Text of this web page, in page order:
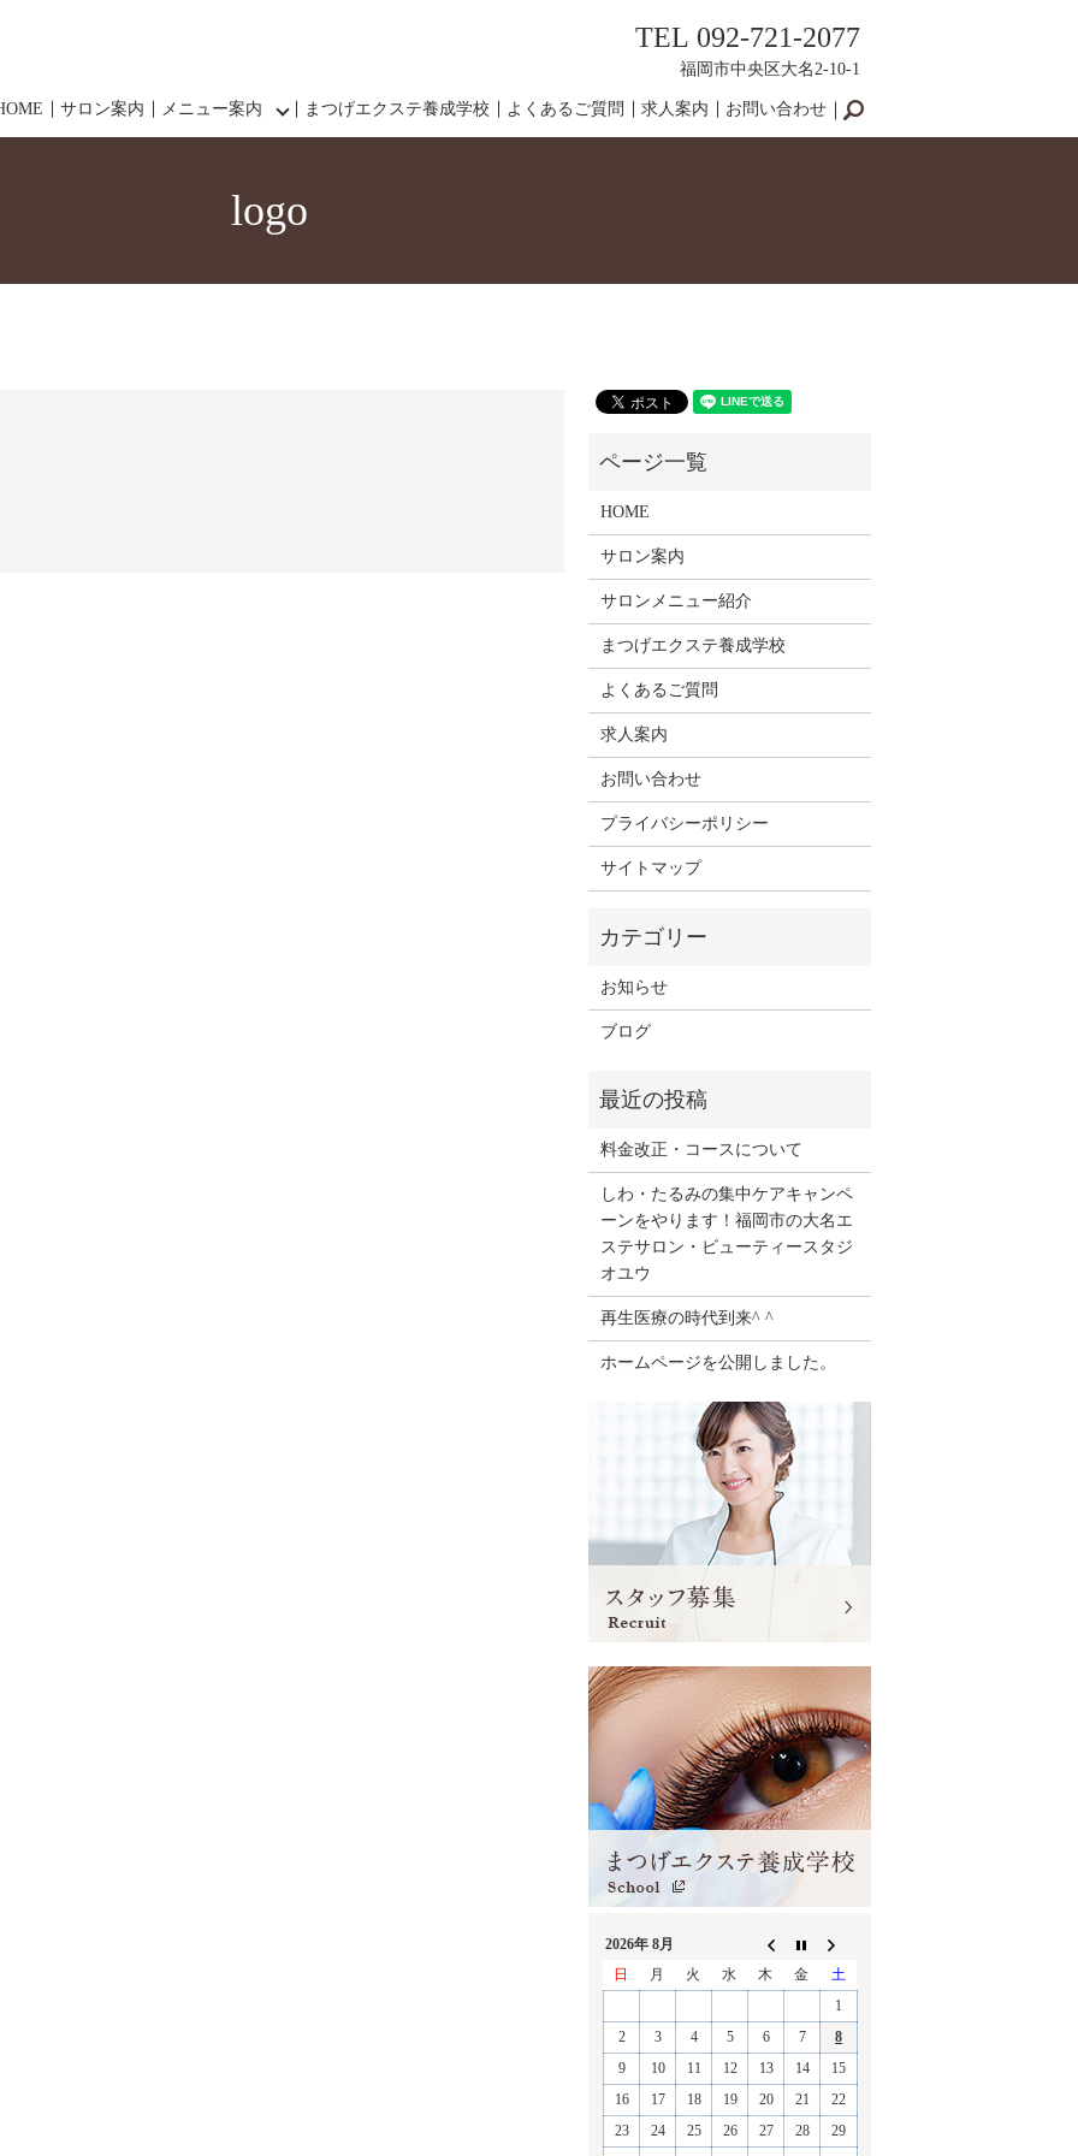
サロン案内 メニュー案内 まつげエクステ養成学校 よくあるご質問 求人案内 お問い合わせ search
TEL 092-721-2077
福岡市中央区大名2-10-1
logo
HOME
サロン案内
サロンメニュー紹介
まつげエクステ養成学校
よくあるご質問
求人案内
お問い合わせ
プライバシーポリシー
サイトマップ
お知らせ
ブログ
料金改正・コースについて
しわ・たるみの集中ケアキャンペ
ーンをやります！福岡市の大名エ
ステサロン・ビューティースタジ
オユウ
再生医療の時代到来^ ^
ホームページを公開しました。
2026年 8月
日
月 火 水 木 金
土
1
2
3 4 5 6 7
8
9
10 11 12 13 14
15
16
17 18 19 20 21
22
23
24 25 26 27 28
29